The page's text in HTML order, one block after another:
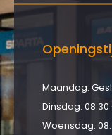
Maandag:
Dinsdag: 08:30
Woensdag: